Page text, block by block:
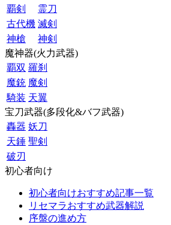
覇剣
霊刀
古代機 滅剣
神槍
神剣
魔神器(火力武器)
覇双 羅刹
魔銃 魔剣
騎装 天翼
宝刀武器(多段化&バフ武器)
轟器 妖刀
天錘 聖剣
破刃
初心者向け
初心者向けおすすめ記事一覧
リセマラおすすめ武器解説
序盤の進め方